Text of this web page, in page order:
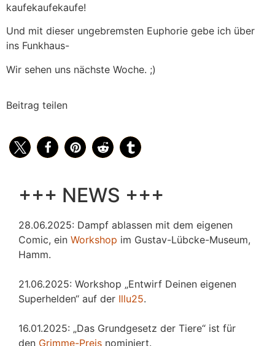
kaufekaufekaufe!
Und mit dieser ungebremsten Euphorie gebe ich über
ins Funkhaus-
Wir sehen uns nächste Woche. ;)
Beitrag teilen
+++ NEWS +++
28.06.2025: Dampf ablassen mit dem eigenen
Comic, ein Workshop im Gustav-Lübcke-Museum,
Hamm.
21.06.2025: Workshop „Entwirf Deinen eigenen
Superhelden“ auf der Illu25.
16.01.2025: „Das Grundgesetz der Tiere“ ist für
den Grimme-Preis nominiert.